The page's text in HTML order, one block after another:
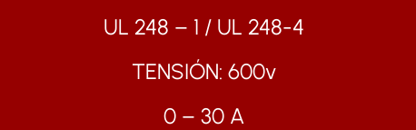
UL 248 – 1 / UL 248-4
TENSIÓN: 600v
0 – 30 A